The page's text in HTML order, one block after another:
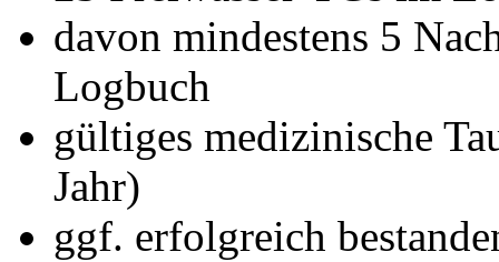
davon mindestens 5
Logbuch
gültiges medizinische
Jahr)
ggf. erfolgreich